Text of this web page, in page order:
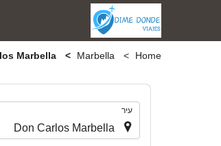
Home
Marbella
עיר